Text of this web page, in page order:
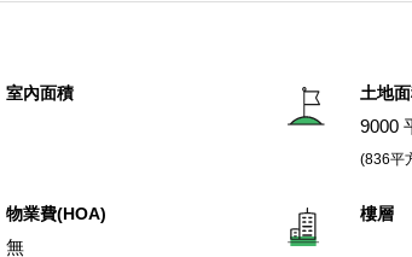
室內面積
土地
9000
(836平
物業費(HOA)
無
樓層